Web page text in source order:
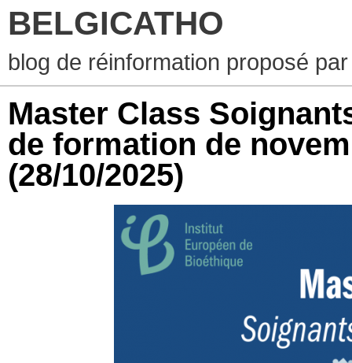
BELGICATHO
blog de réinformation proposé
Master Class
de formation de
(28/10/2025)